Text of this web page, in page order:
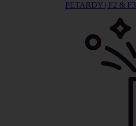
PETARDY | F2 & F3